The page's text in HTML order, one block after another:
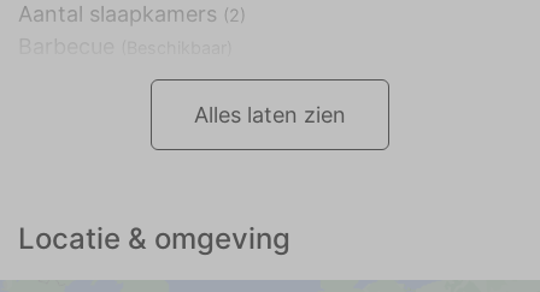
Aantal slaapkamers (2)
Alles laten zien
Locatie & omgeving